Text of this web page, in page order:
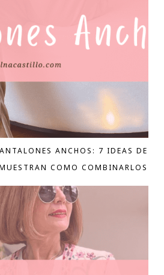
ANCHOS: 7 IDEAS DE
COMO COMBINARLOS